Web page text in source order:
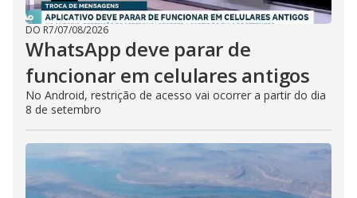
DO R7/07/08/2026
WhatsApp deve parar de
funcionar em celulares antigos
No Android, restrição de acesso vai ocorrer a partir do dia
8 de setembro